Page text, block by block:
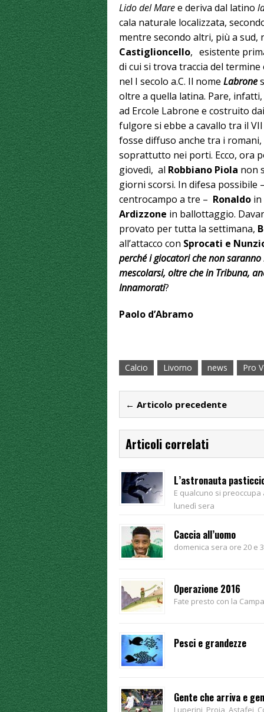
Lido del Maree deriva dal latino
cala naturale localizzata,
mentre secondo altri, più a sud,
Castiglioncello, esistente
di cui si trova traccia del
nel I secolo a.C. Il nome Labrone
oltre a quella latina. Pare,
ad Ercole Labrone e costruito
fulgore si ebbe a cavallo tra il
fosse diffuso anche tra i
soprattutto nei porti. Ecco, ora
giovedì, al Robbiano Piola non
giorni scorsi. In difesa possibile
centrocampo a tre – Ronaldo
Ardizzone in ballottaggio.
provato per tutta la settimana,
all’attacco con Sprocati e
perché i giocatori che non
mescolarsi, oltre che in Tribuna,
Innamorati?
Paolo d’Abramo
Calcio Livorno news Pro
← Articolo precedente
Articoli correlati
L’astronauta
E qualcuno si
lunedì sera
Caccia all’uomo
domenica sera ore 20 e
Operazione 2016
Fate presto con la
Pesci e grandezze
Gente che arriva e
Luperini, Proia, Astafei,